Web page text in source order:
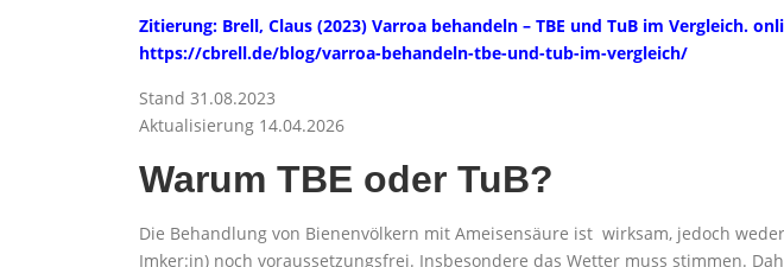
Zitierung: Brell, Claus (2023) Varroa behandeln – TBE und TuB im Vergleich.
https://cbrell.de/blog/varroa-behandeln-tbe-und-tub-im-vergleich/
Stand 31.08.2023
Aktualisierung 14.04.2026
Warum TBE oder TuB?
Die Behandlung von Bienenvölkern mit Ameisensäure ist wirksam, jedoch
Imker:in) noch voraussetzungsfrei. Insbesondere das Wetter muss stimmen.